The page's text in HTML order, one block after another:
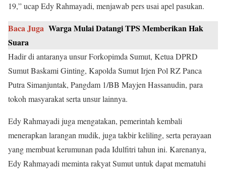
19,” ucap Edy Rahmayadi, menjawab pers usai apel pasukan.
Baca Juga Warga Mulai Datangi TPS Memberikan Hak
Suara
Hadir di antaranya unsur Forkopimda Sumut, Ketua DPRD
Sumut Baskami Ginting, Kapolda Sumut Irjen Pol RZ Panca
Putra Simanjuntak, Pangdam 1/BB Mayjen Hassanudin, para
tokoh masyarakat serta unsur lainnya.
Edy Rahmayadi juga mengatakan, pemerintah kembali
menerapkan larangan mudik, juga takbir keliling, serta perayaan
yang membuat kerumunan pada Idulfitri tahun ini. Karenanya,
Edy Rahmayadi meminta rakyat Sumut untuk dapat mematuhi